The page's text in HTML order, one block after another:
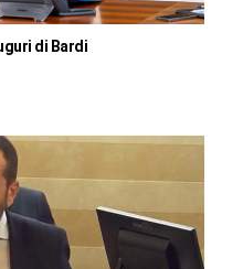
di Bardi